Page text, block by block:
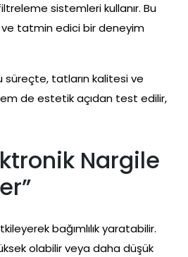
sistemleri kullanır. Bu
tatmin edici bir deneyim
süreçte, tatların kalitesi ve
de estetik açıdan test edilir,
Nargile
bağımlılık yaratabilir.
olabilir veya daha düşük